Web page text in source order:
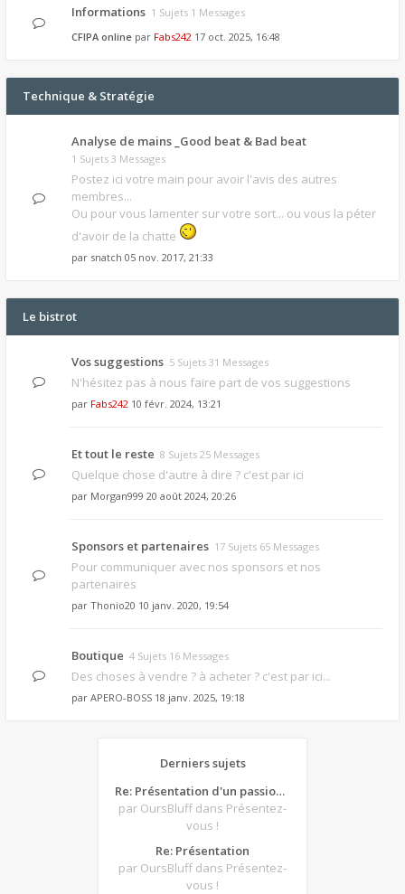
Informations 1 Sujets 1 Messages
CFIPA online par Fabs242 17 oct. 2025, 16:48
Technique & Stratégie
Analyse de mains _Good beat & Bad beat
1 Sujets 3 Messages
Postez ici votre main pour avoir l'avis des autres
membres...
Ou pour vous lamenter sur votre sort... ou vous la péter
d'avoir de la chatte
par snatch 05 nov. 2017, 21:33
Le bistrot
Vos suggestions 5 Sujets 31 Messages
N'hésitez pas à nous faire part de vos suggestions
par Fabs242 10 févr. 2024, 13:21
Et tout le reste 8 Sujets 25 Messages
Quelque chose d'autre à dire ? c'est par ici
par Morgan999 20 août 2024, 20:26
Sponsors et partenaires 17 Sujets 65 Messages
Pour communiquer avec nos sponsors et nos
partenaires
par Thonio20 10 janv. 2020, 19:54
Boutique 4 Sujets 16 Messages
Des choses à vendre ? à acheter ? c'est par ici...
par APERO-BOSS 18 janv. 2025, 19:18
Derniers sujets
Re: Présentation d'un passionné de poker
par OursBluff dans Présentez-
vous !
Re: Présentation
par OursBluff dans Présentez-
vous !